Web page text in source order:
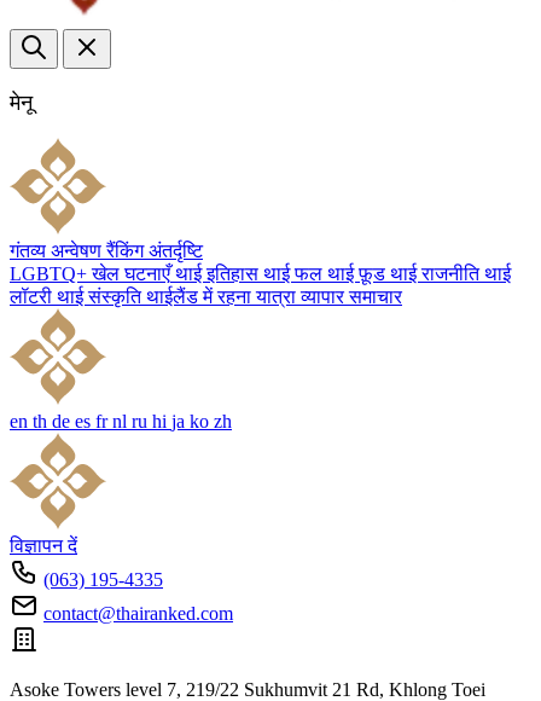
मेनू
गंतव्य अन्वेषण रैंकिंग अंतर्दृष्टि
LGBTQ+ खेल घटनाएँ थाई इतिहास थाई फल थाई फ़ूड थाई राजनीति थाई
लॉटरी थाई संस्कृति थाईलैंड में रहना यात्रा व्यापार समाचार
en th de es fr nl ru hi ja ko zh
विज्ञापन दें
(063) 195-4335
contact@thairanked.com
Asoke Towers level 7, 219/22 Sukhumvit 21 Rd, Khlong Toei